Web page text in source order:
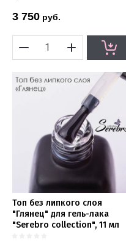
3 750 руб.
Топ без липкого слоя
"Глянец" для гель-лака
"Serebro collection", 11 мл